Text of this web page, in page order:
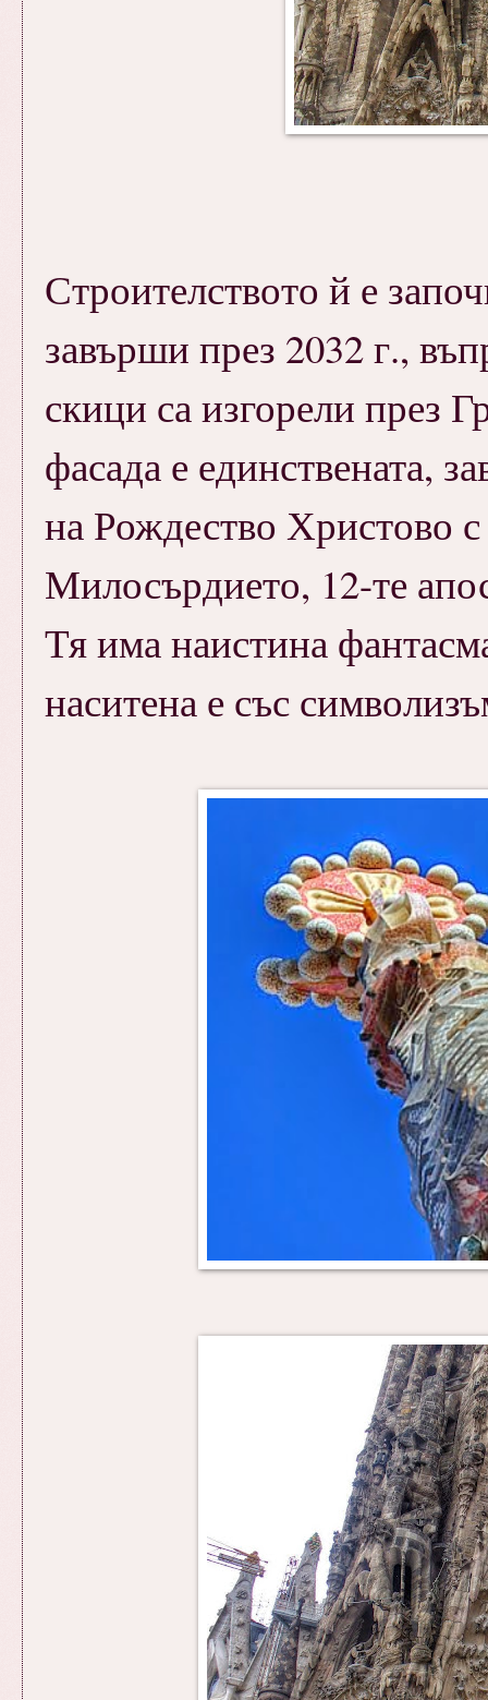
Строителството й е
завърши през 2032 г.,
скици са изгорели през
фасада е единствената,
на Рождество Христово
Милосърдието, 12-те
Тя има наистина
наситена е със